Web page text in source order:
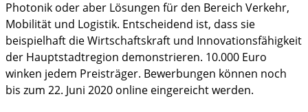
Photonik oder aber Lösungen für den Bereich Verkehr,
Mobilität und Logistik. Entscheidend ist, dass sie
beispielhaft die Wirtschaftskraft und Innovationsfähigkeit
der Hauptstadtregion demonstrieren. 10.000 Euro
winken jedem Preisträger. Bewerbungen können noch
bis zum 22. Juni 2020 online eingereicht werden.